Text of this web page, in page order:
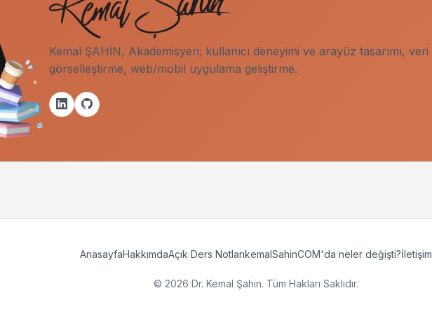
Kemal ŞAHİN, Akademisyen; kullanıcı deneyimi ve arayüz tasarımı, veri
görselleştirme, web/mobil uygulama geliştirme.
AnasayfaHakkımdaAçık Ders NotlarıkemalSahinCOM'da neler değişti?İletişim
© 2026 Dr. Kemal Şahin. Tüm Hakları Saklıdır.